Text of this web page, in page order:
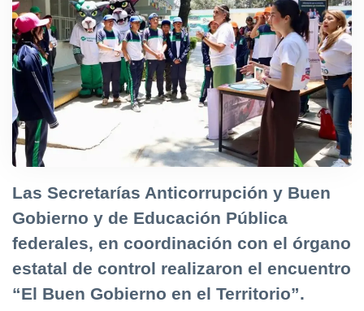
Las Secretarías Anticorrupción y Buen
Gobierno y de Educación Pública
federales, en coordinación con el órgano
estatal de control realizaron el encuentro
“El Buen Gobierno en el Territorio”.